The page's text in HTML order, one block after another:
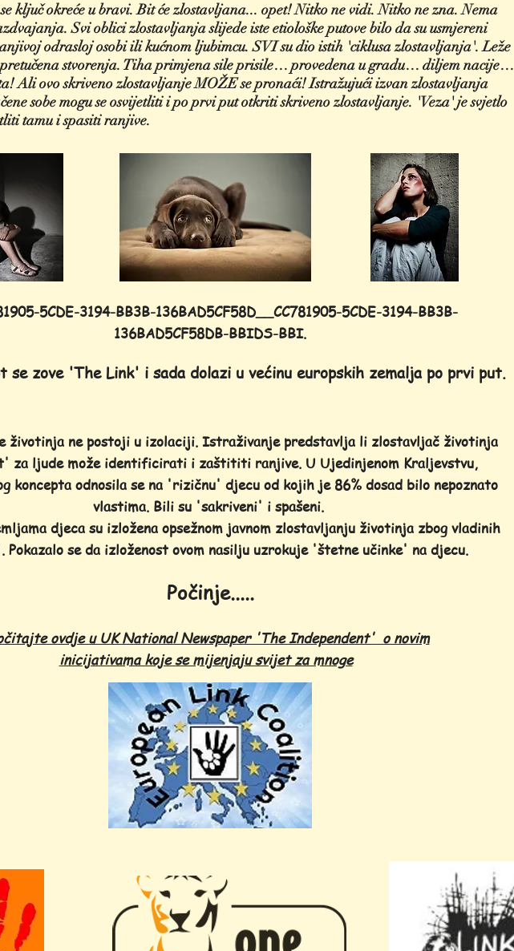
ključ okreće u bravi. Bit će zlostavljana... opet! Nitko ne vidi. Nitko ne zna. Nema
Svi oblici zlostavljanja slijede iste etiološke putove bilo da su usmjereni
odrasloj osobi ili kućnom ljubimcu. SVI su dio istih 'ciklusa zlostavljanja'. Leže
stvorenja. Tiha primjena sile prisile… provedena u gradu… diljem nacije…
Ali ovo skriveno zlostavljanje MOŽE se pronaći! Istražujući izvan zlostavljanja
sobe mogu se osvijetliti i po prvi put otkriti skriveno zlostavljanje. 'Veza' je svjetlo
tamu i spasiti ranjive.
5CDE-3194-BB3B-136BAD5CF58D__CC781905-5CDE-3194-BB3B-
136BAD5CF58DB-BBIDS-BBI.
se zove 'The Link' i sada dolazi u većinu europskih zemalja po prvi put.
životinja ne postoji u izolaciji. Istraživanje predstavlja li zlostavljač životinja
za ljude može identificirati i zaštititi ranjive. U Ujedinjenom Kraljevstvu,
koncepta odnosila se na 'rizičnu' djecu od kojih je 86% dosad bilo nepoznato
vlastima. Bili su 'sakriveni' i spašeni.
djeca su izložena opsežnom javnom zlostavljanju životinja zbog vladinih
Pokazalo se da izloženost ovom nasilju uzrokuje 'štetne učinke' na djecu.
Počinje.....
ovdje u UK National Newspaper 'The Independent' o novim
inicijativama koje se mijenjaju svijet za mnoge